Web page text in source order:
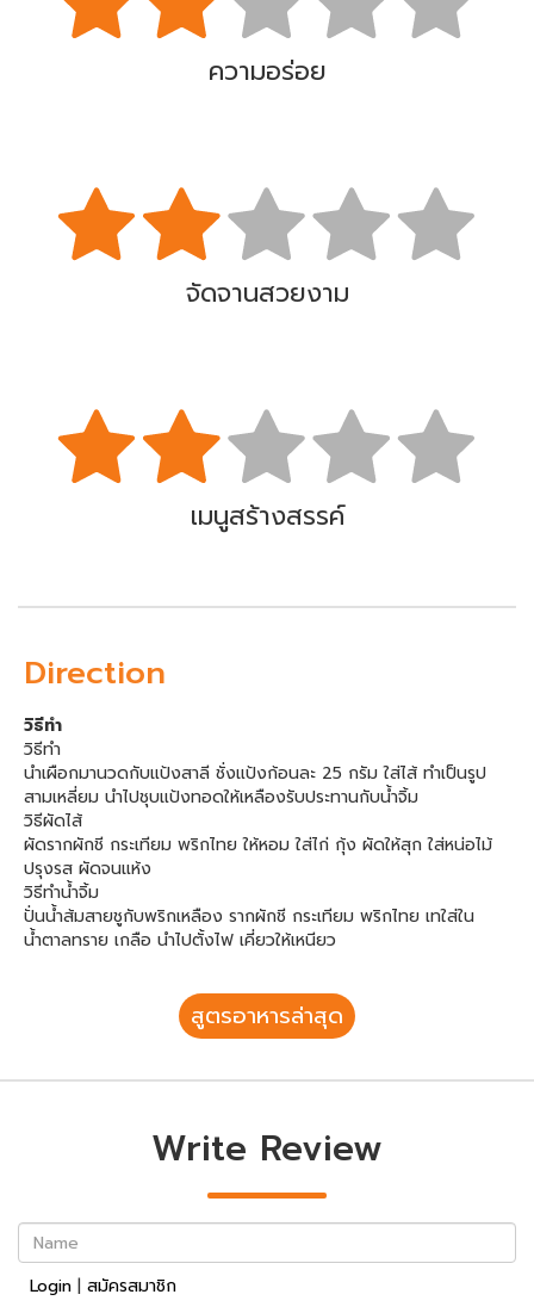
ความอร่อย
จัดจานสวยงาม
เมนูสร้างสรรค์
Direction
วิธีทำ
วิธีทำ
นำเผือกมานวดกับแป้งสาลี ชั่งแป้งก้อนละ 25 กรัม ใส่ไส้ ทำเป็นรูป
สามเหลี่ยม นำไปชุบแป้งทอดให้เหลืองรับประทานกับน้ำจิ้ม
วิธีผัดไส้
ผัดรากผักชี กระเทียม พริกไทย ให้หอม ใส่ไก่ กุ้ง ผัดให้สุก ใส่หน่อไม้
ปรุงรส ผัดจนแห้ง
วิธีทำน้ำจิ้ม
ปั่นน้ำส้มสายชูกับพริกเหลือง รากผักชี กระเทียม พริกไทย เทใส่ใน
น้ำตาลทราย เกลือ นำไปตั้งไฟ เคี่ยวให้เหนียว
สูตรอาหารล่าสุด
Write Review
Name
Login | สมัครสมาชิก